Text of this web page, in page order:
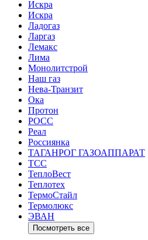
Искра
Искра
Ладогаз
Ларгаз
Лемакс
Лима
Монолитстрой
Наш газ
Нева-Транзит
Ока
Протон
РОСС
Реал
Россиянка
ТАГАНРОГ ГАЗОАППАРАТ
ТСС
ТеплоВест
Теплотех
ТермоСтайл
Термолюкс
ЭВАН
Посмотреть все